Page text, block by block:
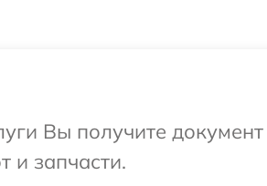
Вы получите
и запчасти.